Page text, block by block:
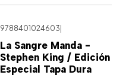
9788401024603
La Sangre Manda -
Stephen King / Edición
Especial Tapa Dura